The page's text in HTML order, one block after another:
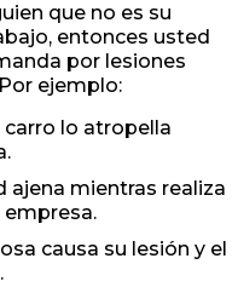
que no es su
entonces usted
por lesiones
ejemplo:
lo atropella
ajena mientras realiza
empresa.
causa su lesión y el